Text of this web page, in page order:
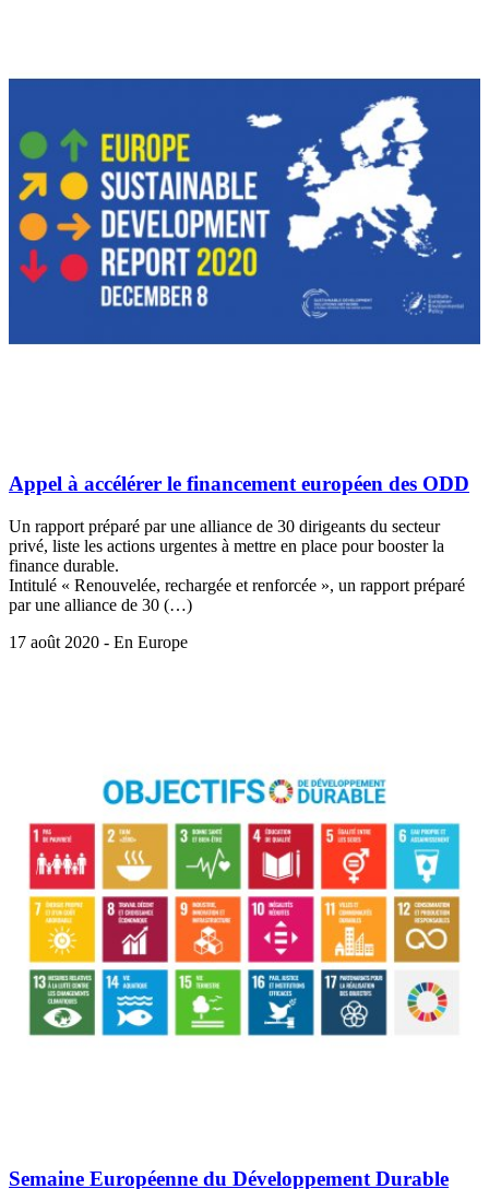
Appel à accélérer le financement européen des ODD
Un rapport préparé par une alliance de 30 dirigeants du secteur
privé, liste les actions urgentes à mettre en place pour booster la
finance durable.
Intitulé « Renouvelée, rechargée et renforcée », un rapport préparé
par une alliance de 30 (…)
17 août 2020 - En Europe
Semaine Européenne du Développement Durable